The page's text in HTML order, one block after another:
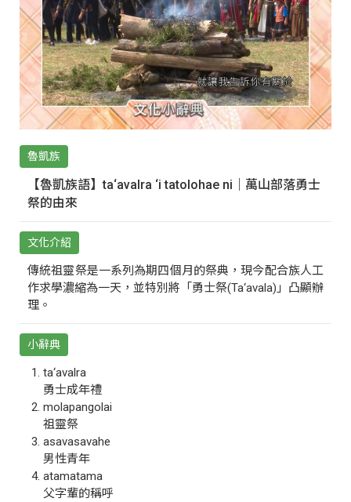
魯凱族
【魯凱族語】ta‘avalra ‘i tatolohae ni｜萬山部落勇士
祭的由來
文化介紹
傳統祖靈祭是一系列為期四個月的祭典，現今配合族人工
作求學濃縮為一天，並特別將「勇士祭(Ta‘avala)」凸顯辦
理。
小辭典
ta‘avalra
勇士成年禮
molapangolai
祖靈祭
asavasavahe
男性青年
atamatama
父字輩的稱呼